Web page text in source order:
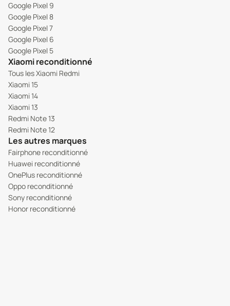
Google Pixel 9
Google Pixel 8
Google Pixel 7
Google Pixel 6
Google Pixel 5
Xiaomi reconditionné
Tous les Xiaomi Redmi
Xiaomi 15
Xiaomi 14
Xiaomi 13
Redmi Note 13
Redmi Note 12
Les autres marques
Fairphone reconditionné
Huawei reconditionné
OnePlus reconditionné
Oppo reconditionné
Sony reconditionné
Honor reconditionné